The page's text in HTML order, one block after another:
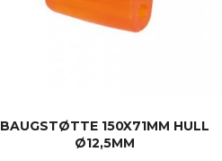
BAUGSTØTTE 150X71MM HULL
Ø12,5MM